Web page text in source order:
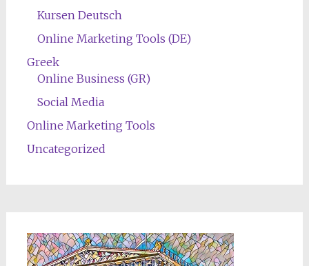
Kursen Deutsch
Online Marketing Tools (DE)
Greek
Online Business (GR)
Social Media
Online Marketing Tools
Uncategorized